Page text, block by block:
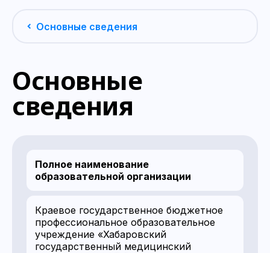
Основные сведения
Основные
сведения
Полное наименование
образовательной организации
Краевое государственное бюджетное
профессиональное образовательное
учреждение «Хабаровский
государственный медицинский